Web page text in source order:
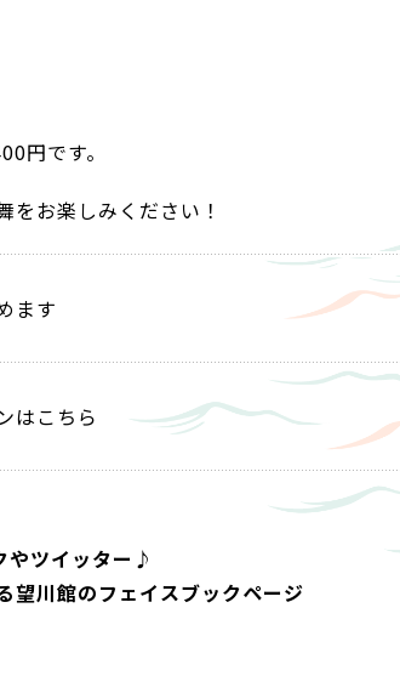
円です。
お楽しみください！
ます
はこちら
やツイッター♪
川館のフェイスブックページ